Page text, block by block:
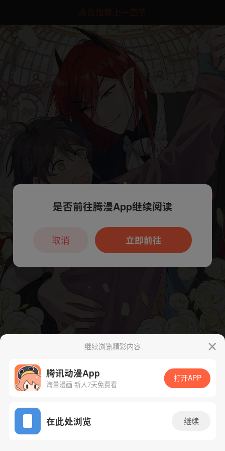
点击加载上一章节
App免费看
下一话 腾漫App免费看
继续浏览精彩内容
腾讯动漫App
海量漫画 新人7天免费看
打开APP
在此处浏览 继续
本章节仅支持App阅读，可打开App新用
户7天免费看
是否前往腾漫App继续阅读
立即前往
取消